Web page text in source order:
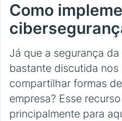
Como
Já que a segurança
bastante discutida
compartilhar formas
empresa? Esse
principalmente para